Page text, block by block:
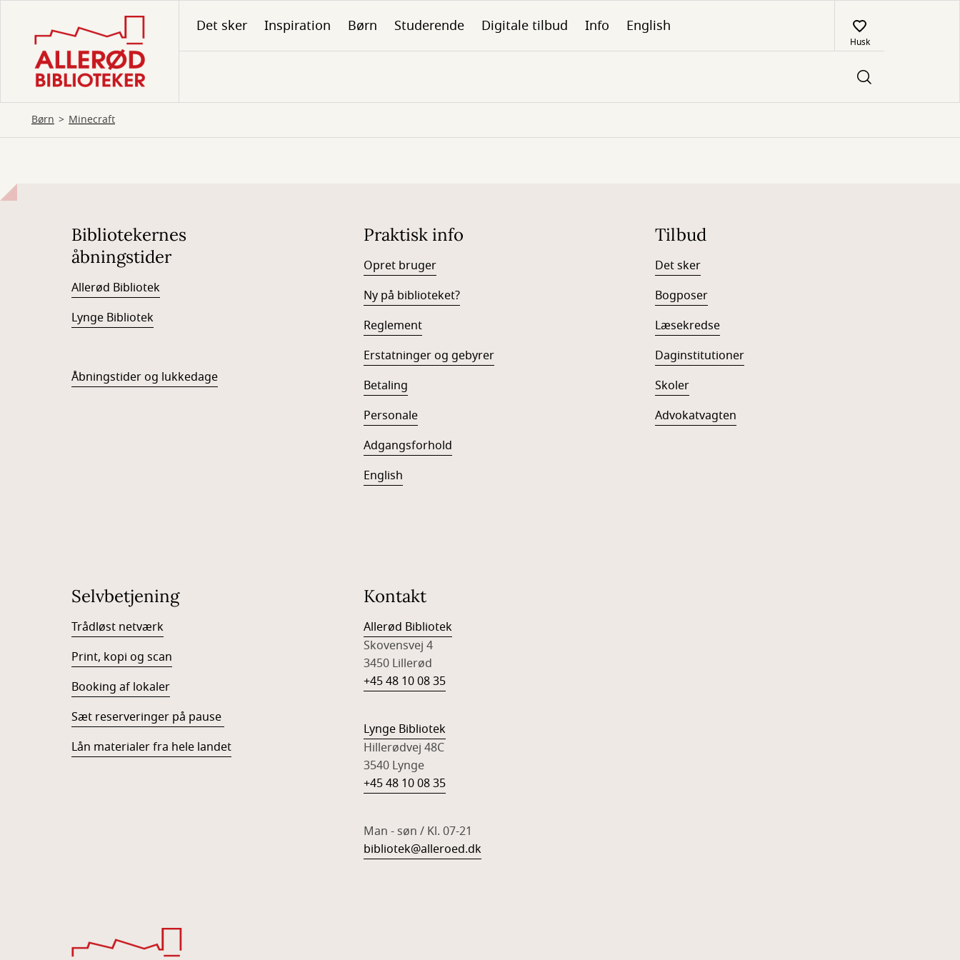
hovedindhold
Det sker Inspiration Børn Studerende Digitale tilbud Info English
Husk
Børn Minecraft
Minecraft
Bibliotekernes
åbningstider
Allerød Bibliotek
Lynge Bibliotek
Åbningstider og lukkedage
Praktisk info
Opret bruger
Ny på biblioteket?
Reglement
Erstatninger og gebyrer
Betaling
Personale
Adgangsforhold
English
Tilbud
Det sker
Bogposer
Læsekredse
Daginstitutioner
Skoler
Advokatvagten
Selvbetjening
Trådløst netværk
Print, kopi og scan
Booking af lokaler
Sæt reserveringer på pause
Lån materialer fra hele landet
Kontakt
Allerød Bibliotek
Skovensvej 4
3450 Lillerød
+45 48 10 08 35
Lynge Bibliotek
Hillerødvej 48C
3540 Lynge
+45 48 10 08 35
Man - søn / Kl. 07-21
bibliotek@alleroed.dk